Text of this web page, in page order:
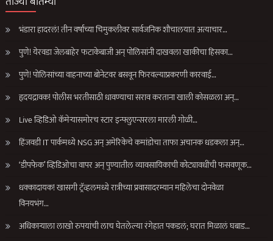
भंडारा हादरलं! तीन वर्षांच्या चिमुकलीवर सार्वजनिक शौचालयात अत्याचार…
पुणे! येरवडा जेलबाहेर फटाकेबाजी अन् पोलिसांनी दाखवला खाकीचा हिसका…
पुणे! पोलिसांच्या वाहनाच्या बोनेटवर बसवून फिरवल्याप्रकरणी कारवाई…
हृदयद्रावक! पोलीस भरतीसाठी धावण्याचा सराव करताना खाली कोसळला अन्…
Live व्हिडिओ कॅमेऱ्यासमोरच स्टार इन्फ्लुएन्सरला मारली गोळी…
हिंजवडी IT पार्कमध्ये NSG अन् अमेरिकेचे कमांडोचा ताफा अचानक धडकला अन्…
‘डीपफेक’ व्हिडिओचा वापर अन् पुण्यातील व्यावसायिकाची कोट्यावधींची फसवणूक…
धक्कादायक! खासगी ट्रॅव्हलमध्ये रात्रीच्या प्रवासादरम्यान महिलेचा दोनवेळा
विनयभंग…
अधिकाऱ्याला लाखो रुपयांची लाच घेतलेल्या रंगेहात पकडलं; घरात मिळालं घबाड…